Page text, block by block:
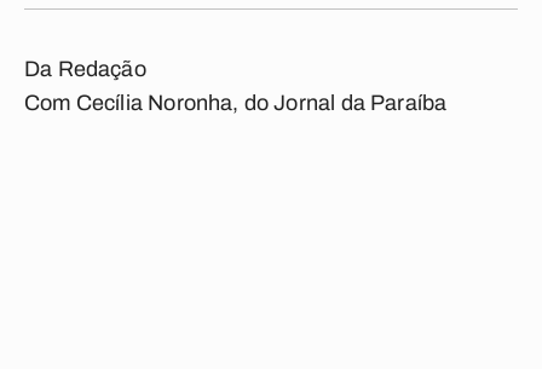
Da Redação
Com Cecília Noronha, do Jornal da Paraíba